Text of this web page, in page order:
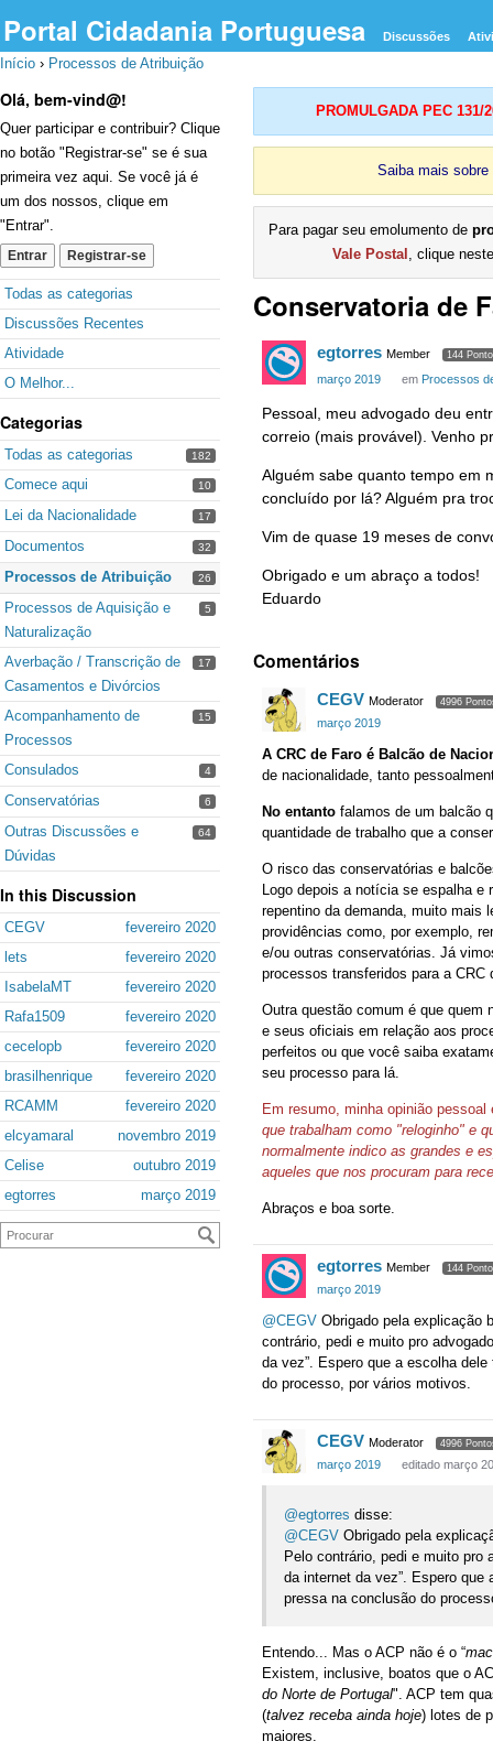
Portal Cidadania Portuguesa Discussões
Início › Processos de Atribuição
Olá, bem-vind@!
Quer participar e contribuir? Clique
no botão "Registrar-se" se é sua
primeira vez aqui. Se você já é
um dos nossos, clique em
"Entrar".
Entrar Registrar-se
Quick
Links
Todas as categorias
Discussões Recentes
Atividade
O Melhor...
Categorias
182
Todas as categorias
10
Comece aqui
17
Lei da Nacionalidade
32
Documentos
26
Processos de Atribuição
5
Processos de Aquisição e
Naturalização
17
Averbação / Transcrição de
Casamentos e Divórcios
15
Acompanhamento de
Processos
4
Consulados
6
Conservatórias
64
Outras Discussões e
Dúvidas
In this Discussion
fevereiro 2020
CEGV
fevereiro 2020
lets
fevereiro 2020
IsabelaMT
fevereiro 2020
Rafa1509
fevereiro 2020
cecelopb
fevereiro 2020
brasilhenrique
fevereiro 2020
RCAMM
novembro 2019
elcyamaral
outubro 2019
Celise
março 2019
egtorres
PROMULGADA PEC
Saiba mais sobre
Para pagar seu emolumento de
Vale Postal , clique
Conservatoria de
egtorres Member 144
março 2019 em Processos
Pessoal, meu advogado deu
correio (mais provável). Venho
Alguém sabe quanto tempo em
concluído por lá? Alguém pra
Vim de quase 19 meses de
Obrigado e um abraço a todos!
Eduardo
Comentários
CEGV Moderator 4996
março 2019
A CRC de Faro é Balcão de
de nacionalidade, tanto
No entanto falamos de um balcão
quantidade de trabalho que a
O risco das conservatórias e
Logo depois a notícia se espalha e
repentino da demanda, muito mais
providências como, por exemplo,
e/ou outras conservatórias. Já
processos transferidos para a CRC
Outra questão comum é que quem
e seus oficiais em relação aos
perfeitos ou que você saiba
seu processo para lá.
Em resumo, minha opinião pessoal
que trabalham como "reloginho" e
normalmente indico as grandes e
aqueles que nos procuram para
Abraços e boa sorte.
egtorres Member 144
março 2019
@CEGV Obrigado pela explicação
contrário, pedi e muito pro
da vez”. Espero que a escolha
do processo, por vários motivos.
CEGV Moderator 4996
março 2019 editado março
@egtorres disse:
@CEGV Obrigado pela
Pelo contrário, pedi e muito pro
da internet da vez”. Espero
pressa na conclusão do
Entendo... Mas o ACP não é o “
Existem, inclusive, boatos que o
do Norte de Portugal". ACP tem
(talvez receba ainda hoje) lotes de
maiores.